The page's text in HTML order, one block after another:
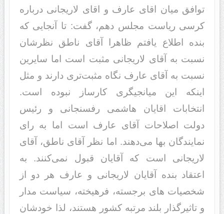
توافق میان اقای عارف و اقای لاریجانی درباره
کرسی ریاست مجلس دهم، گفت: تا آنجایی که
بنده اطلاع یافتم ظاهرا آقای ناطق نظرشان
نسبت به آقای لاریجانی مثبت است اما سایرین
نسبت به آقای عارف نگاه مثبت‌تری دارند و مثل
اینکه این میانجیگری کارساز نبوده است.
انتخابات اقایان هاشمی رفسنجانی و رئیس
دولت اصلاحات آقای عارف است اما به رای
نمایندگان بها می‌دهند. اما نظر آقای ناطق، آقای
لاریجانی است که آقایان قبول نمی‌کنند. به
اعتقاد بنده آقایان لاریجانی و عارف هر دو از
شخصیات های برجسته، فرهیخته، سیاست مدار
و تاثیرگذار بلند مرتبه کشور هستند، لذا خودشان